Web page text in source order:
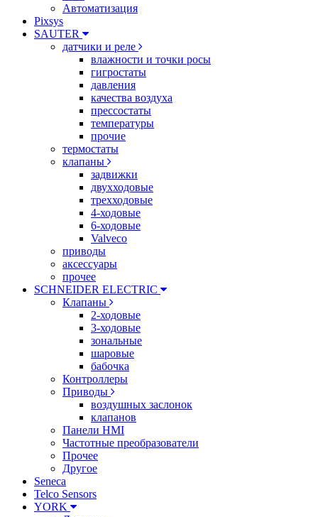
Автоматизация
Pixsys
SAUTER
датчики и реле
влажности и точки росы
гигростаты
давления
качества воздуха
прессостаты
температуры
прочие
термостаты
клапаны
задвижки
двухходовые
трехходовые
4-ходовые
6-ходовые
Valveco
приводы
аксессуары
прочее
SCHNEIDER ELECTRIC
Клапаны
2-ходовые
3-ходовые
зональные
шаровые
бабочка
Контроллеры
Приводы
воздушных заслонок
клапанов
Панели HMI
Частотные преобразователи
Прочее
Другое
Seneca
Telco Sensors
YORK